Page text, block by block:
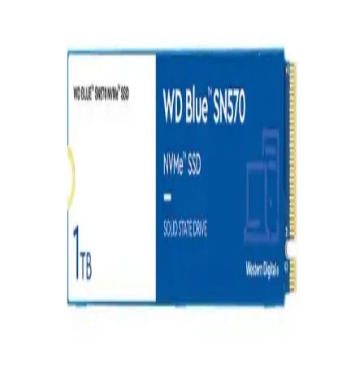
Ergonomik Mouse Padleri ile Çalışma Ortamınızı
Sağlıklı ve Konforlu Hale Getirin
Uzun süre bilgisayar kullananlar için ergonomik mouse padleri,
bilek desteği ve kaymaz taban özellikleriyle sağlığı korur ve çalışma
konforunu artırır.
Logitech MK650 Klavye ve Fare Seti: Ergonomik
Tasarım ve Yüksek Performans Özellikleri
Logitech MK650 seti, ergonomik tasarımı ve yüksek hassasiyetiyle
ofis ve ev kullanımı için ideal, konforlu ve verimli çalışma deneyimi
Yüksek Performanslı Oyuncu PC Aksesuarları ve
Kullanım İpuçları Analizi